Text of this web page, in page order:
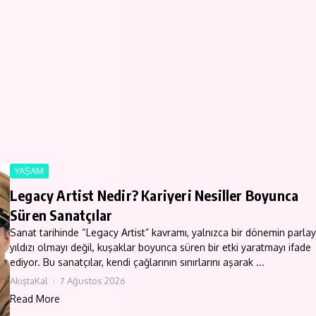
YAŞAM
Legacy Artist Nedir? Kariyeri Nesiller Boyunca
Süren Sanatçılar
Sanat tarihinde “Legacy Artist” kavramı, yalnızca bir dönemin
yıldızı olmayı değil, kuşaklar boyunca süren bir etki yaratmayı ifade
ediyor. Bu sanatçılar, kendi çağlarının sınırlarını aşarak ...
AkıştaKal 7 Ağustos 2026
Read More